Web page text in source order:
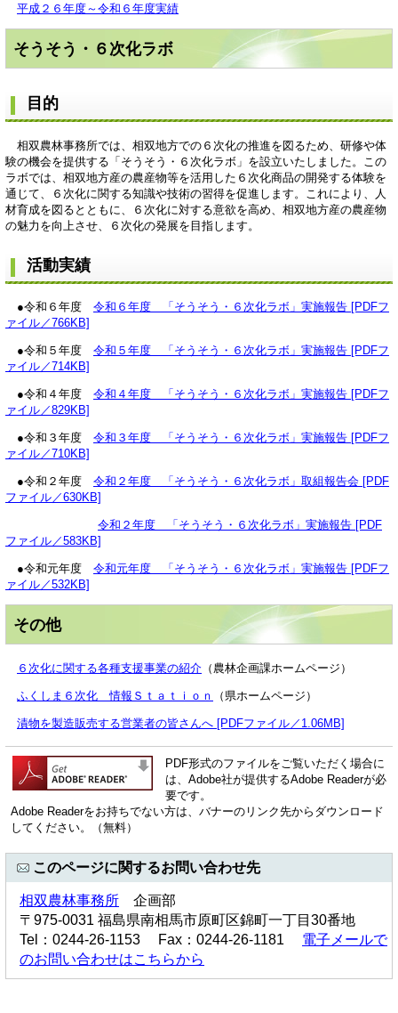
平成２６年度～令和６年度実績
そうそう・６次化ラボ
目的
相双農林事務所では、相双地方での６次化の推進を図るため、研修や体
験の機会を提供する「そうそう・６次化ラボ」を設立いたしました。この
ラボでは、相双地方産の農産物等を活用した６次化商品の開発する体験を
通じて、６次化に関する知識や技術の習得を促進します。これにより、人
材育成を図るとともに、６次化に対する意欲を高め、相双地方産の農産物
の魅力を向上させ、６次化の発展を目指します。
活動実績
●令和６年度 令和６年度 「そうそう・６次化ラボ」実施報告 [PDFフ
ァイル／766KB]
●令和５年度 令和５年度 「そうそう・６次化ラボ」実施報告 [PDFフ
ァイル／714KB]
●令和４年度 令和４年度 「そうそう・６次化ラボ」実施報告 [PDFフ
ァイル／829KB]
●令和３年度 令和３年度 「そうそう・６次化ラボ」実施報告 [PDFフ
ァイル／710KB]
●令和２年度 令和２年度 「そうそう・６次化ラボ」取組報告会 [PDF
ファイル／630KB]
令和２年度 「そうそう・６次化ラボ」実施報告 [PDF
ファイル／583KB]
●令和元年度 令和元年度 「そうそう・６次化ラボ」実施報告 [PDFフ
ァイル／532KB]
その他
６次化に関する各種支援事業の紹介 （農林企画課ホームページ）​
ふくしま６次化 情報Ｓｔａｔｉｏｎ （県ホームページ）
漬物を製造販売する営業者の皆さんへ [PDFファイル／1.06MB]
PDF形式のファイルをご覧いただく場合に
は、Adobe社が提供するAdobe Readerが必
要です。
Adobe Readerをお持ちでない方は、バナーのリンク先からダウンロード
してください。（無料）
このページに関するお問い合わせ先
相双農林事務所 企画部
〒975-0031 福島県南相馬市原町区錦町一丁目30番地
Tel：0244-26-1153 Fax：0244-26-1181 電子メールで
のお問い合わせはこちらから